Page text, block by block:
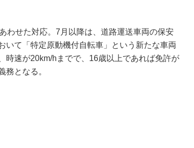
わせた対応。7月以降は、道路運送車両の保安
いて「特定原動機付自転車」という新たな車両
時速が20km/hまでで、16歳以上であれば免許が
務となる。